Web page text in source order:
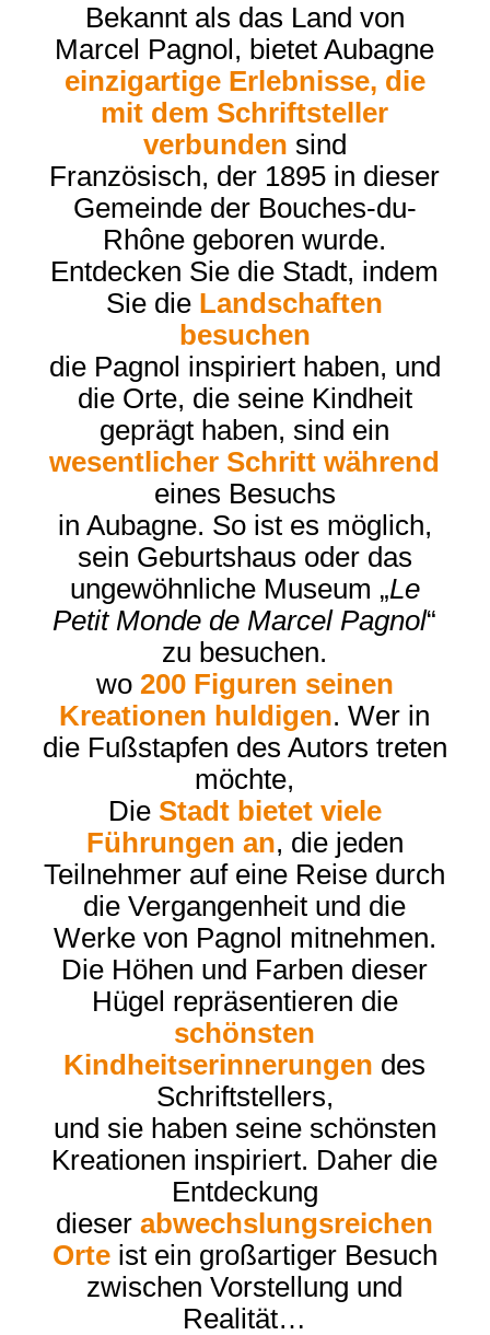
Bekannt als das Land von
Marcel Pagnol, bietet Aubagne
einzigartige Erlebnisse, die
mit dem Schriftsteller
verbunden sind
Französisch, der 1895 in dieser
Gemeinde der Bouches-du-
Rhône geboren wurde.
Entdecken Sie die Stadt, indem
Sie die Landschaften
besuchen
die Pagnol inspiriert haben, und
die Orte, die seine Kindheit
geprägt haben, sind ein
wesentlicher Schritt während
eines Besuchs
in Aubagne. So ist es möglich,
sein Geburtshaus oder das
ungewöhnliche Museum „Le
Petit Monde de Marcel Pagnol“
zu besuchen.
wo 200 Figuren seinen
Kreationen huldigen. Wer in
die Fußstapfen des Autors treten
möchte,
Die Stadt bietet viele
Führungen an, die jeden
Teilnehmer auf eine Reise durch
die Vergangenheit und die
Werke von Pagnol mitnehmen.
Die Höhen und Farben dieser
Hügel repräsentieren die
schönsten
Kindheitserinnerungen des
Schriftstellers,
und sie haben seine schönsten
Kreationen inspiriert. Daher die
Entdeckung
dieserabwechslungsreichen
Orteist ein großartiger Besuch
zwischen Vorstellung und
Realität…